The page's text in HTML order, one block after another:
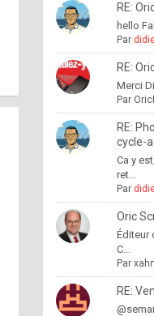
RE:
hello
Par
RE:
Merci
Par
RE:
cycle-
Ca y
ret...
Par
Oric
Éditeur
C...
Par
RE: